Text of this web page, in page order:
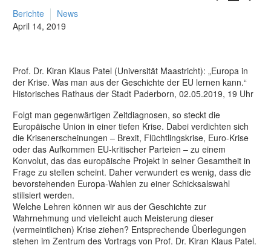
Berichte
News
April 14, 2019
Prof. Dr. Kiran Klaus Patel (Universität Maastricht): „Europa in
der Krise. Was man aus der Geschichte der EU lernen kann.“
Historisches Rathaus der Stadt Paderborn, 02.05.2019, 19 Uhr
Folgt man gegenwärtigen Zeitdiagnosen, so steckt die
Europäische Union in einer tiefen Krise. Dabei verdichten sich
die Krisenerscheinungen – Brexit, Flüchtlingskrise, Euro-Krise
oder das Aufkommen EU-kritischer Parteien – zu einem
Konvolut, das das europäische Projekt in seiner Gesamtheit in
Frage zu stellen scheint. Daher verwundert es wenig, dass die
bevorstehenden Europa-Wahlen zu einer Schicksalswahl
stilisiert werden.
Welche Lehren können wir aus der Geschichte zur
Wahrnehmung und vielleicht auch Meisterung dieser
(vermeintlichen) Krise ziehen? Entsprechende Überlegungen
stehen im Zentrum des Vortrags von Prof. Dr. Kiran Klaus Patel.